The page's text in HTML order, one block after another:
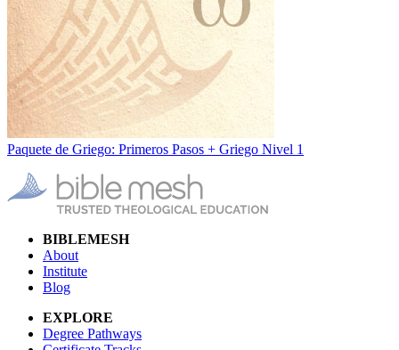
Paquete de Griego: Primeros Pasos + Griego Nivel 1
BIBLEMESH
About
Institute
Blog
EXPLORE
Degree Pathways